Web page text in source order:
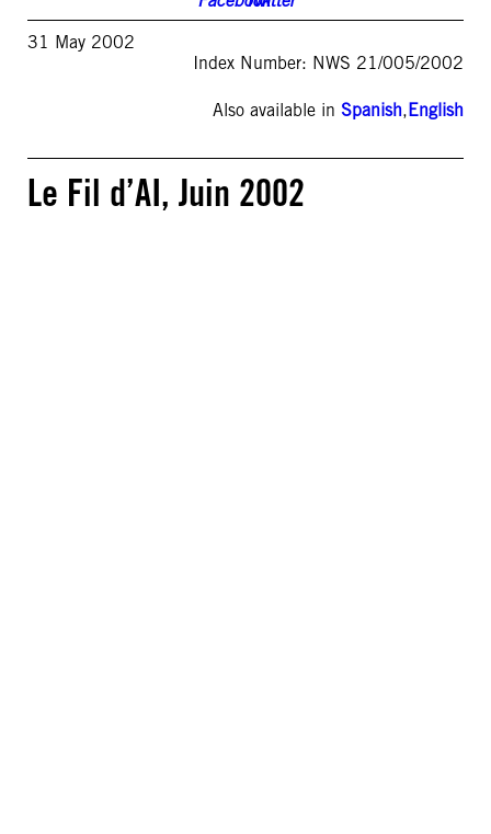
31 May 2002
Index Number: NWS 21/005/2002
Also available in Spanish,English
Le Fil d’AI, Juin 2002